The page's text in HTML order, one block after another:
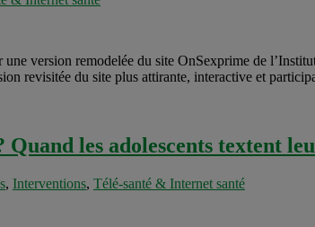
version remodelée du site OnSexprime de
revisitée du site plus attirante, interactive et
les adolescents textent
, Interventions, Télé-santé & Internet santé